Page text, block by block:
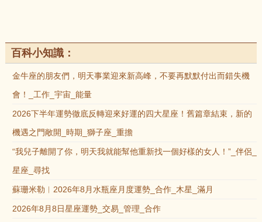
百科小知識：
金牛座的朋友們，明天事業迎來新高峰，不要再默默付出而錯失機
會！_工作_宇宙_能量
2026下半年運勢徹底反轉迎來好運的四大星座！舊篇章結束，新的
機遇之門敞開_時期_獅子座_重擔
“我兒子離開了你，明天我就能幫他重新找一個好樣的女人！”_伴侶_
星座_尋找
蘇珊米勒︱2026年8月水瓶座月度運勢_合作_木星_滿月
2026年8月8日星座運勢_交易_管理_合作